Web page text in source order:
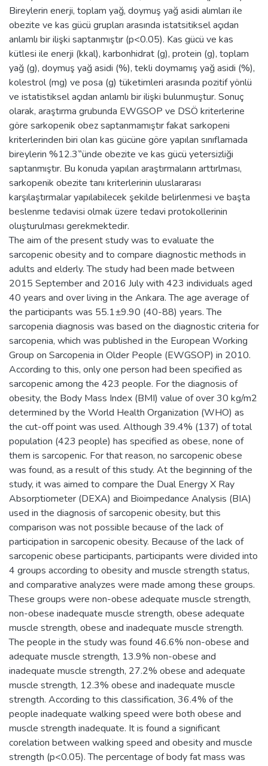
Bireylerin enerji, toplam yağ, doymuş yağ asidi alımları ile
obezite ve kas gücü grupları arasında istatsitiksel açıdan
anlamlı bir ilişki saptanmıştır (p<0.05). Kas gücü ve kas
kütlesi ile enerji (kkal), karbonhidrat (g), protein (g), toplam
yağ (g), doymuş yağ asidi (%), tekli doymamış yağ asidi (%),
kolestrol (mg) ve posa (g) tüketimleri arasında pozitif yönlü
ve istatistiksel açıdan anlamlı bir ilişki bulunmuştur. Sonuç
olarak, araştırma grubunda EWGSOP ve DSÖ kriterlerine
göre sarkopenik obez saptanmamıştır fakat sarkopeni
kriterlerinden biri olan kas gücüne göre yapılan sınıflamada
bireylerin %12.3‟ünde obezite ve kas gücü yetersizliği
saptanmıştır. Bu konuda yapılan araştırmaların arttırlması,
sarkopenik obezite tanı kriterlerinin uluslararası
karşılaştırmalar yapılabilecek şekilde belirlenmesi ve başta
beslenme tedavisi olmak üzere tedavi protokollerinin
oluşturulması gerekmektedir.
The aim of the present study was to evaluate the
sarcopenic obesity and to compare diagnostic methods in
adults and elderly. The study had been made between
2015 September and 2016 July with 423 individuals aged
40 years and over living in the Ankara. The age average of
the participants was 55.1±9.90 (40-88) years. The
sarcopenia diagnosis was based on the diagnostic criteria for
sarcopenia, which was published in the European Working
Group on Sarcopenia in Older People (EWGSOP) in 2010.
According to this, only one person had been specified as
sarcopenic among the 423 people. For the diagnosis of
obesity, the Body Mass Index (BMI) value of over 30 kg/m2
determined by the World Health Organization (WHO) as
the cut-off point was used. Although 39.4% (137) of total
population (423 people) has specified as obese, none of
them is sarcopenic. For that reason, no sarcopenic obese
was found, as a result of this study. At the beginning of the
study, it was aimed to compare the Dual Energy X Ray
Absorptiometer (DEXA) and Bioimpedance Analysis (BIA)
used in the diagnosis of sarcopenic obesity, but this
comparison was not possible because of the lack of
participation in sarcopenic obesity. Because of the lack of
sarcopenic obese participants, participants were divided into
4 groups according to obesity and muscle strength status,
and comparative analyzes were made among these groups.
These groups were non-obese adequate muscle strength,
non-obese inadequate muscle strength, obese adequate
muscle strength, obese and inadequate muscle strength.
The people in the study was found 46.6% non-obese and
adequate muscle strength, 13.9% non-obese and
inadequate muscle strength, 27.2% obese and adequate
muscle strength, 12.3% obese and inadequate muscle
strength. According to this classification, 36.4% of the
people inadequate walking speed were both obese and
muscle strength inadequate. It is found a significant
corelation between walking speed and obesity and muscle
strength (p<0.05). The percentage of body fat mass was